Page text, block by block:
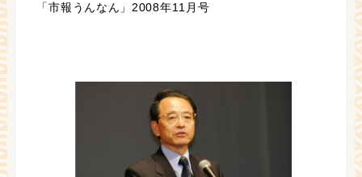
「市報うんなん」2008年11月号